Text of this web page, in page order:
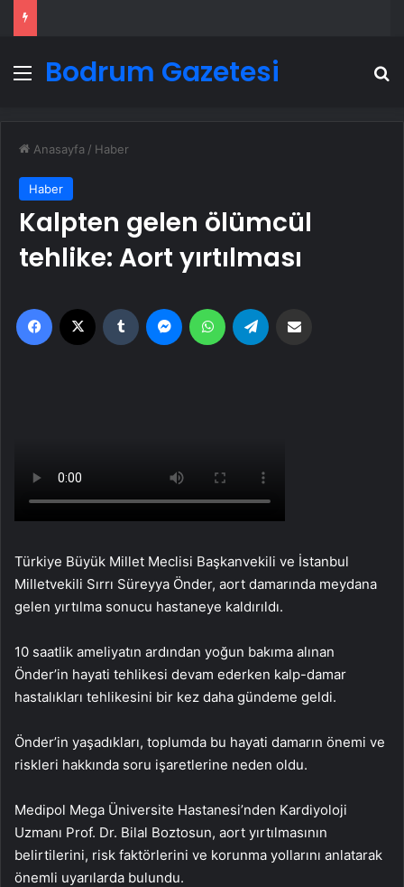
Menü
Bodrum Gazetesi
Anasayfa / Haber
Haber
Kalpten gelen ölümcül
tehlike: Aort yırtılması
Facebook Tumblr MessengerWhatsApp
Türkiye Büyük Millet Meclisi Başkanvekili ve İstanbul
Milletvekili Sırrı Süreyya Önder, aort damarında meydana
gelen yırtılma sonucu hastaneye kaldırıldı.
10 saatlik ameliyatın ardından yoğun bakıma alınan
Önder’in hayati tehlikesi devam ederken kalp-damar
hastalıkları tehlikesini bir kez daha gündeme geldi.
Önder’in yaşadıkları, toplumda bu hayati damarın önemi ve
riskleri hakkında soru işaretlerine neden oldu.
Medipol Mega Üniversite Hastanesi’nden Kardiyoloji
Uzmanı Prof. Dr. Bilal Boztosun, aort yırtılmasının
belirtilerini, risk faktörlerini ve korunma yollarını anlatarak
önemli uyarılarda bulundu.